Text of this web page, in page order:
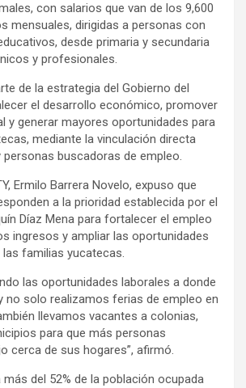
con salarios que van de los 9,600
mensuales, dirigidas a personas con
desde primaria y secundaria
y profesionales.
de la estrategia del Gobierno del
el desarrollo económico, promover
y generar mayores oportunidades para
mediante la vinculación directa
buscadoras de empleo.
Ermilo Barrera Novelo, expuso que
a la prioridad establecida por el
Díaz Mena para fortalecer el empleo
ingresos y ampliar las oportunidades
familias yucatecas.
las oportunidades laborales a donde
no solo realizamos ferias de empleo en
llevamos vacantes a colonias,
para que más personas
cerca de sus hogares”, afirmó.
del 52% de la población ocupada